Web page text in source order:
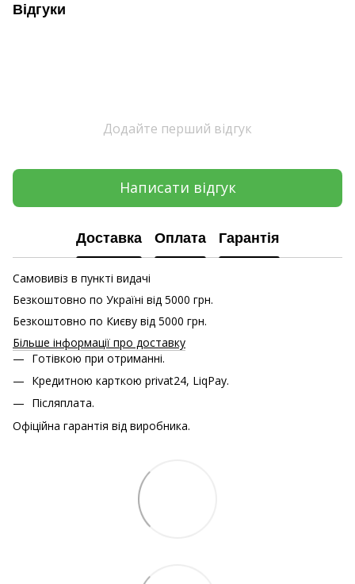
Відгуки
Додайте перший відгук
Написати відгук
Доставка Оплата Гарантія
Самовивіз в пункті видачі
Безкоштовно по Україні від 5000 грн.
Безкоштовно по Києву від 5000 грн.
Більше інформації про доставку
Готівкою при отриманні.
Кредитною карткою privat24, LiqPay.
Післяплата.
Офіційна гарантія від виробника.